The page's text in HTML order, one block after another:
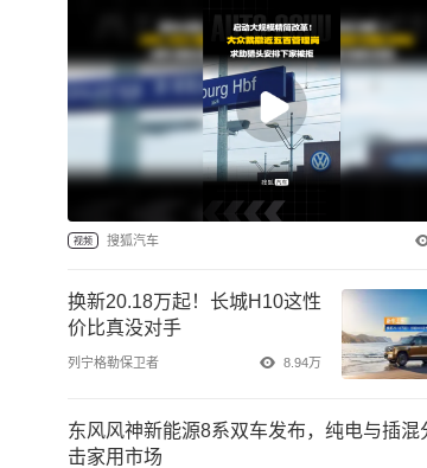
视频 搜狐汽车
换新20.18万起！长城H10这性
价比真没对手
列宁格勒保卫者 8.94万
东风风神新能源8系双车发布，纯电与插混
击家用市场